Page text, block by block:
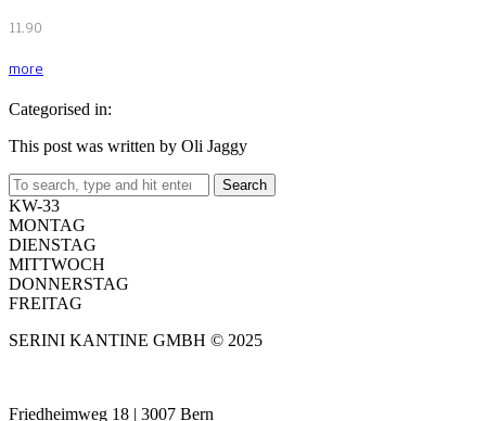
11.90
more
Categorised in:
This post was written by Oli Jaggy
Search
KW-33
MONTAG
DIENSTAG
MITTWOCH
DONNERSTAG
FREITAG
SERINI KANTINE GMBH © 2025
Friedheimweg 18 | 3007 Bern